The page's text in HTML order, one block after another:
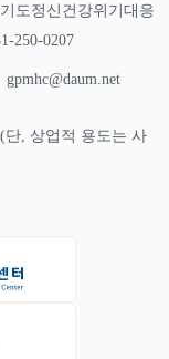
도정신건강위기대응
250-0207
gpmhc@daum.net
단, 상업적 용도는 사